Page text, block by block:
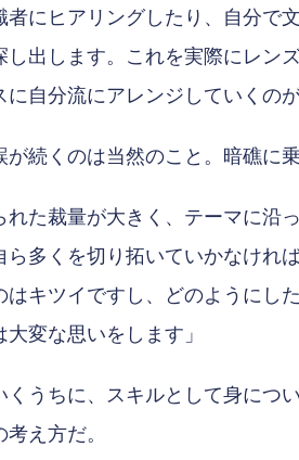
者にヒアリングしたり、自分
し出します。これを実際にレン
自分流にアレンジしていくのが
が続くのは当然のこと。暗礁に
れた裁量が大きく、テーマに沿
ら多くを切り拓いていかなけれ
はキツイですし、どのようにし
変な思いをします」
くうちに、スキルとして身につ
え方だ。